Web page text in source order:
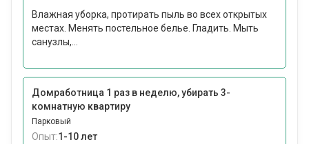
Влажная уборка, протирать пыль во всех открытых
местах. Менять постельное белье. Гладить. Мыть
санузлы,...
Домработница 1 раз в неделю, убирать 3-
комнатную квартиру
Парковый
Опыт:1-10 лет